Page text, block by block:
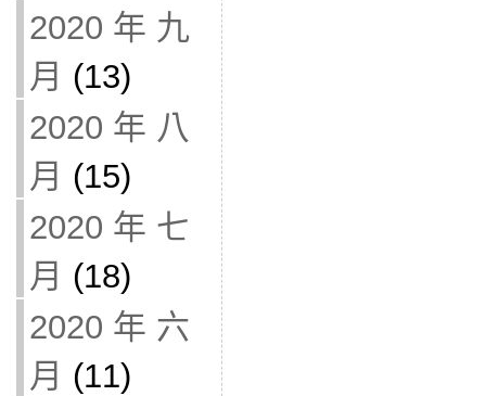
2020 年 九
月 (13)
2020 年 八
月 (15)
2020 年 七
月 (18)
2020 年 六
月 (11)